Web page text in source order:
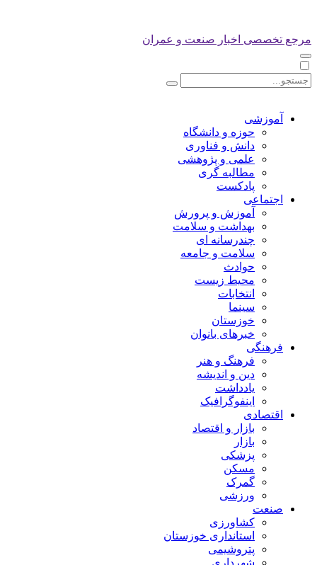
مرجع تخصصی اخبار صنعت و عمران
آموزشی
حوزه و دانشگاه
دانش و فناوری
علمی و پژوهشی
مطالبه گری
پادکست
اجتماعی
آموزش و پرورش
بهداشت و سلامت
چندرسانه ای
سلامت و جامعه
حوادث
محیط زیست
انتخابات
سینما
خوزستان
خبرهای بانوان
فرهنگی
فرهنگ و هنر
دین و اندیشه
یادداشت
اینفوگرافیک
اقتصادی
بازار و اقتصاد
بازار
پزشکی
مسکن
گمرک
ورزشی
صنعت
کشاورزی
استانداری خوزستان
پتروشیمی
شهرداری